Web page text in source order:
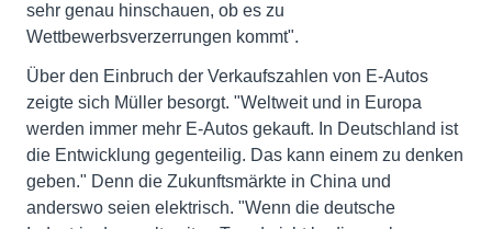
sehr genau hinschauen, ob es zu
Wettbewerbsverzerrungen kommt".
Über den Einbruch der Verkaufszahlen von E-Autos
zeigte sich Müller besorgt. "Weltweit und in Europa
werden immer mehr E-Autos gekauft. In Deutschland ist
die Entwicklung gegenteilig. Das kann einem zu denken
geben." Denn die Zukunftsmärkte in China und
anderswo seien elektrisch. "Wenn die deutsche